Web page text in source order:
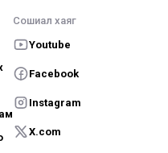
Сошиал хаяг
Youtube
Facebook
Instagram
X.com